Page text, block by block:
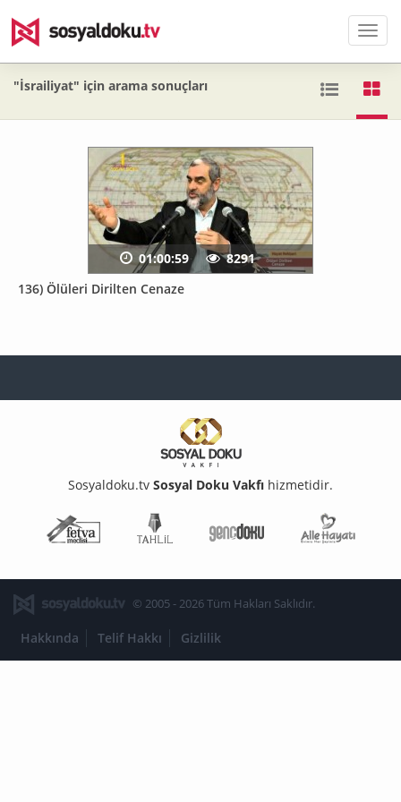
Menü
"İsrailiyat" için arama sonuçları
136) Ölüleri Dirilten Cenaze
01:00:59 8291
Sosyaldoku.tv Sosyal Doku Vakfı hizmetidir.
Fetva Meclisi
Genç Doku
© 2005 - 2026 Tüm Hakları Saklıdır.
Hakkında Telif Hakkı Gizlilik